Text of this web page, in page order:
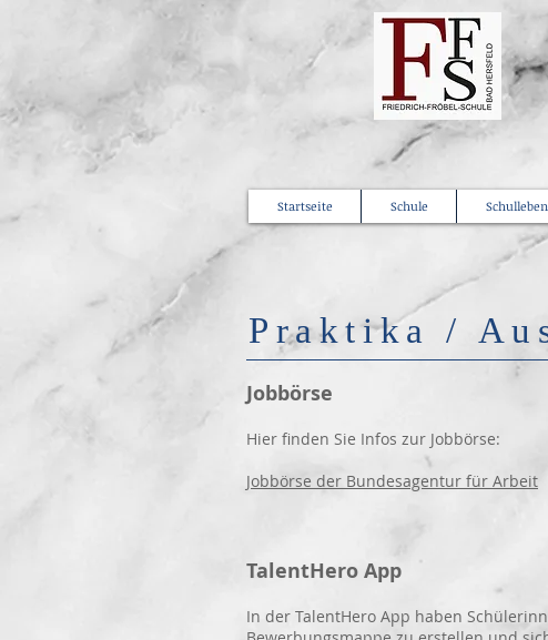
Startseite Schule Schulleben
Praktika /
Jobbörse
Hier finden Sie Infos zur Jobbörse:
Jobbörse der Bundesagentur für Arbeit
TalentHero App
In der TalentHero App haben